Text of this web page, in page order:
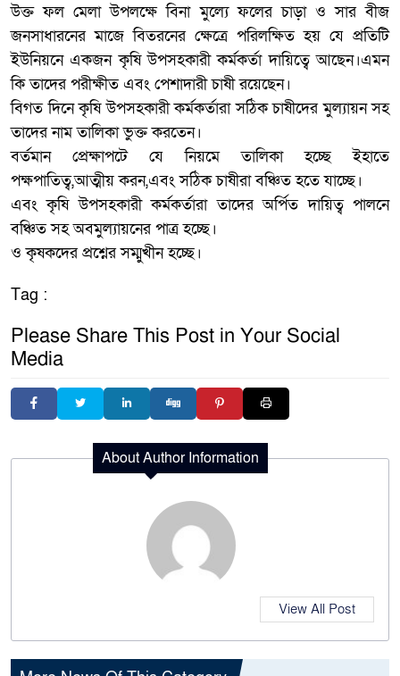
উক্ত ফল মেলা উপলক্ষে বিনা মুল্যে ফলের চাড়া ও সার বীজ
জনসাধারনের মাজে বিতরনের ক্ষেত্রে পরিলক্ষিত হয় যে প্রতিটি
ইউনিয়নে একজন কৃষি উপসহকারী কর্মকর্তা দায়িত্বে আছেন।এমন
কি তাদের পরীক্ষীত এবং পেশাদারী চাষী রয়েছেন।
বিগত দিনে কৃষি উপসহকারী কর্মকর্তারা সঠিক চাষীদের মুল্যায়ন সহ
তাদের নাম তালিকা ভুক্ত করতেন।
বর্তমান প্রেক্ষাপটে যে নিয়মে তালিকা হচ্ছে ইহাতে
পক্ষপাতিত্ব,আত্মীয় করন,এবং সঠিক চাষীরা বঞ্চিত হতে যাচ্ছে।
এবং কৃষি উপসহকারী কর্মকর্তারা তাদের অর্পিত দায়িত্ব পালনে
বঞ্চিত সহ অবমুল্যায়নের পাত্র হচ্ছে।
ও কৃষকদের প্রশ্নের সম্মুখীন হচ্ছে।
Tag :
Please Share This Post in Your Social
Media
About Author Information
View All Post